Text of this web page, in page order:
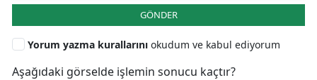
GÖNDER
Yorum yazma kurallarını okudum ve kabul ediyorum
Aşağıdaki görselde işlemin sonucu kaçtır?